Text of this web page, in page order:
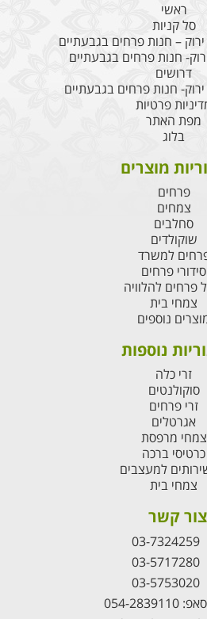
ראשי
סל קניות
– חנות פרחים בגבעתיים
חנות פרחים בגבעתיים
דרושים
חנות פרחים בגבעתיים
פרטיות
מפת האתר
בלוג
מוצרים
פרחים
צמחים
סחלבים
שוקולדים
למשרד
סידורי פרחים
פרחים להלוויה
צמחי בית
נוספים
נוספות
זרי כלה
סוקולנטים
זרי פרחים
אגרטלים
צמחי מרפסת
כרטיסי ברכה
למעצבים
צמחי בית
צור קשר
03-7324259
03-5717280
03-5753020
2839110